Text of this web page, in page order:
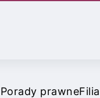
Porady prawneFilia